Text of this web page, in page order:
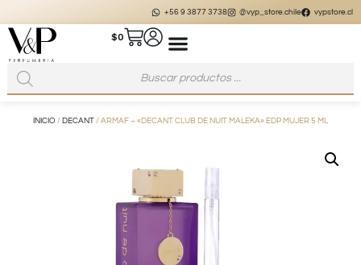
+56 9 3877 3738 @vyp_store.chile vypstore.cl
$0
INICIO / DECANT / ARMAF – «DECANT CLUB DE NUIT MALEKA» EDP MUJER 5 ML